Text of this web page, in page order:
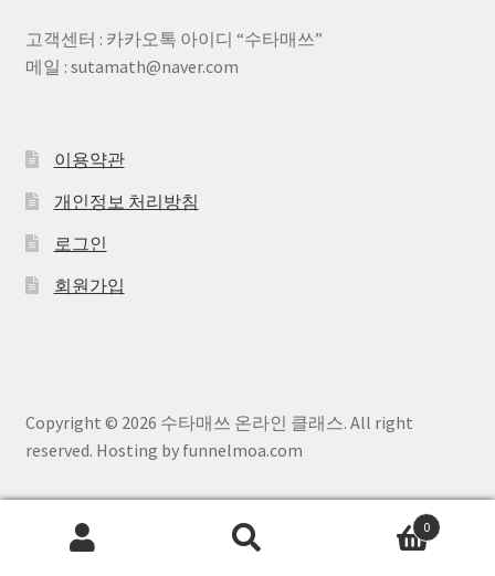
고객센터 : 카카오톡 아이디 “수타매쓰”
메일 : sutamath@naver.com
이용약관
개인정보 처리방침
로그인
회원가입
Copyright © 2026 수타매쓰 온라인 클래스. All right
reserved. Hosting by funnelmoa.com
0